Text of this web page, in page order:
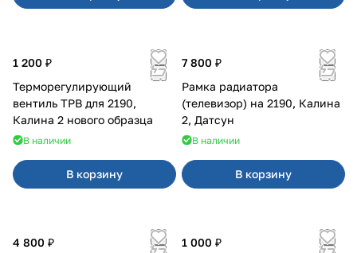
1 200 ₽
Терморегулирующий
вентиль ТРВ для 2190,
Калина 2 нового образца
В наличии
В корзину
7 800 ₽
Рамка радиатора
(телевизор) на 2190, Калина
2, Датсун
В наличии
В корзину
4 800 ₽
1 000 ₽